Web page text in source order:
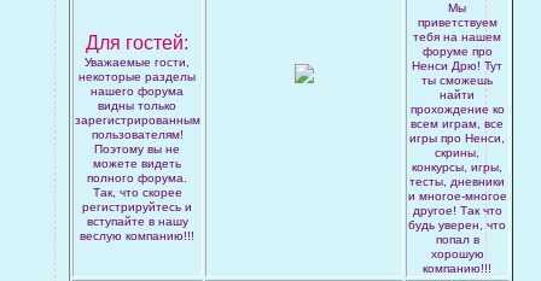
Для гостей:
Уважаемые гости,
некоторые разделы
нашего форума
видны только
зарегистрированным
пользователям!
Поэтому вы не
можете видеть
полного форума.
Так, что скорее
регистрируйтесь и
вступайте в нашу
веслую компанию!!!
Мы
приветствуем
тебя на нашем
форуме про
Ненси Дрю! Тут
ты сможешь
найти
прохождение ко
всем играм, все
игры про Ненси,
скрины,
конкурсы, игры,
тесты, дневники
и многое-многое
другое! Так что
будь уверен, что
попал в
хорошую
компанию!!!